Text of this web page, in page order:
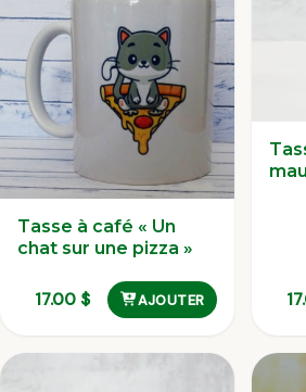
Tasse à café « Un
chat sur une pizza »
17.00 $ AJOUTER